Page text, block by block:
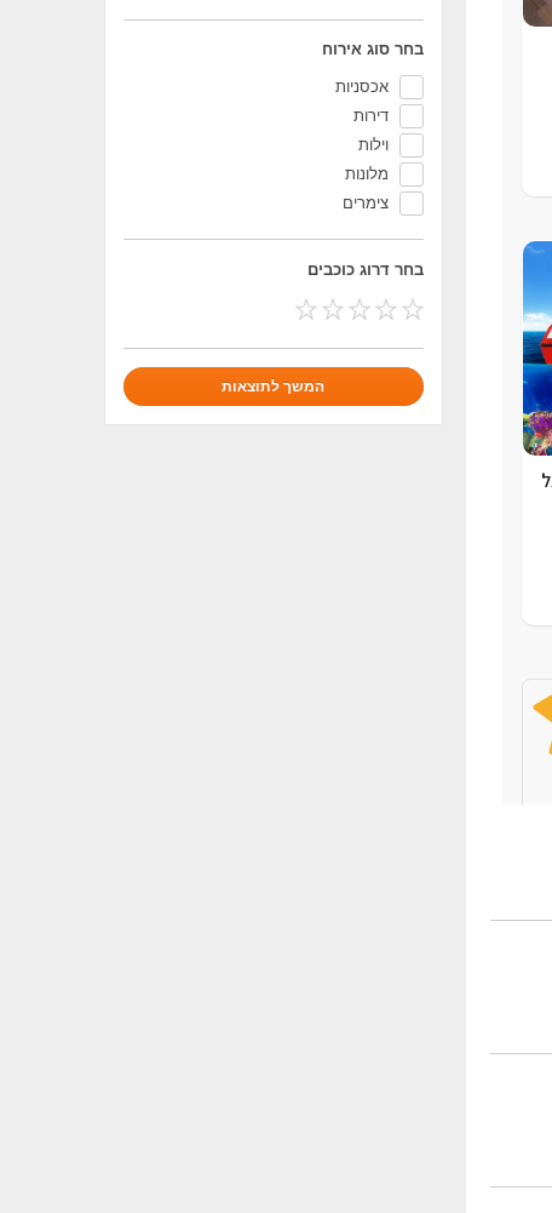
בחר סוג אירוח
אכסניות
דירות
וילות
מלונות
צימרים
בחר דרוג כוכבים